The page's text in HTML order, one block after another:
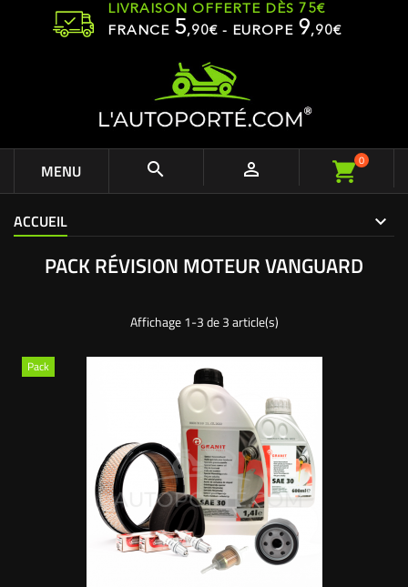
LIVRAISON OFFERTE DÈS 75€
FRANCE 5,90€ - EUROPE 9,90€
MENU   0
ACCUEIL
PACK RÉVISION MOTEUR VANGUARD
Affichage 1-3 de 3 article(s)
Pack